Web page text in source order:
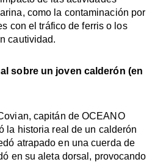
como la contaminación por
con el tráfico de ferris o los
cautividad.
sobre un joven calderón (en
capitán de OCEANO
la historia real de un calderón
atrapado en una cuerda de
en su aleta dorsal, provocando